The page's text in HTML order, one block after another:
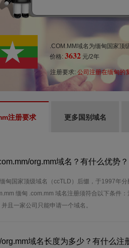
.COM.MM域名为缅甸国家顶
价格: 3632 元/2年
注册要求: 公司注册在缅甸的
注册要求 更多国别域名
org.mm域名？有什么优势？
甸国家顶级域名（ccTLD）后缀，于1997年
缅甸 .com.mm 域名注册须符合以下条件
且一家公司只能申请一个域名。
域名长度为多少？有什么注